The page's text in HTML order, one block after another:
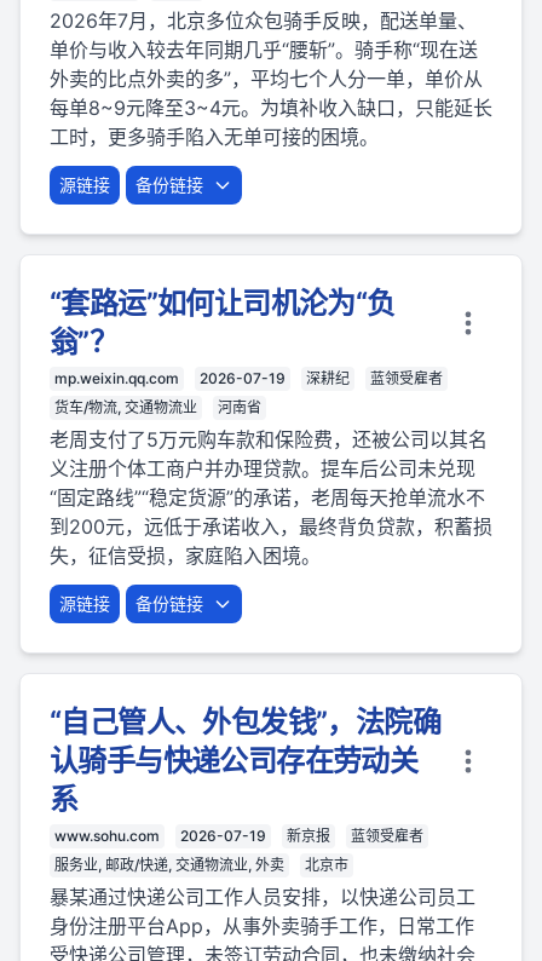
2026年7月，北京多位众包骑手反映，配送单量、
单价与收入较去年同期几乎“腰斩”。骑手称“现在送
外卖的比点外卖的多”，平均七个人分一单，单价从
每单8~9元降至3~4元。为填补收入缺口，只能延长
工时，更多骑手陷入无单可接的困境。
源链接 备份链接
“套路运”如何让司机沦为“负
翁”？
mp.weixin.qq.com 2026-07-19 深耕纪
蓝领受雇者
货车/物流, 交通物流业
河南省
老周支付了5万元购车款和保险费，还被公司以其名
义注册个体工商户并办理贷款。提车后公司未兑现
“固定路线”“稳定货源”的承诺，老周每天抢单流水不
到200元，远低于承诺收入，最终背负贷款，积蓄损
失，征信受损，家庭陷入困境。
源链接 备份链接
“自己管人、外包发钱”，法院确
认骑手与快递公司存在劳动关
系
www.sohu.com 2026-07-19 新京报
蓝领受雇者
服务业, 邮政/快递, 交通物流业, 外卖
北京市
暴某通过快递公司工作人员安排，以快递公司员工
身份注册平台App，从事外卖骑手工作，日常工作
受快递公司管理，未签订劳动合同，也未缴纳社会